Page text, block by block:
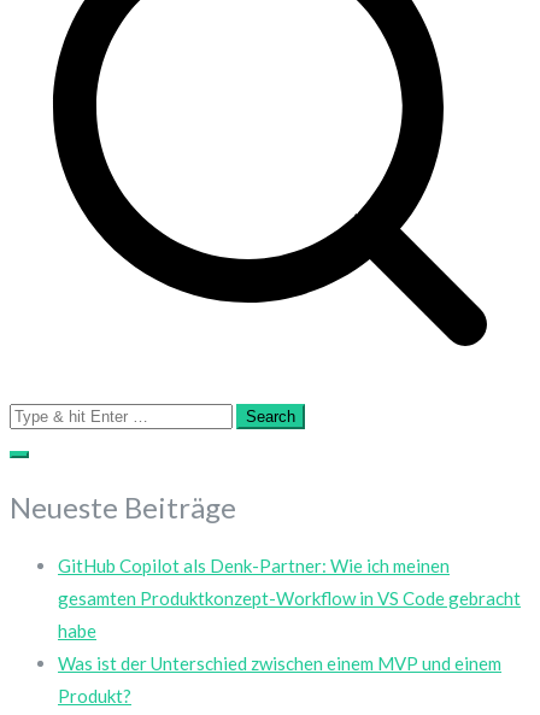
Search
for:
Neueste Beiträge
GitHub Copilot als Denk-Partner: Wie ich meinen
gesamten Produktkonzept-Workflow in VS Code gebracht
habe
Was ist der Unterschied zwischen einem MVP und einem
Produkt?